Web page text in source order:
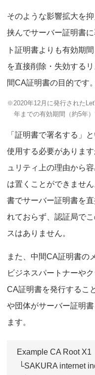
そのような影響拡大を
挟んでサーバー証明書
ト証明書よりも有効期間
を直接削除・失効する
間CA証明書の目的です。
※2020年12月に発行された
年までの有効期間（約5年）
「証明書で署名する」
使用する必要がありま
ュリティ上の理由から
は置くことができませ
書でサーバー証明書を
れておらず、認証局で
スはありません。
また、中間CA証明書の
ビジネスパートナーや
CA証明書を発行するこ
や団体がサーバー証明
ます。
Example CA Root X1
└SAKURA internet